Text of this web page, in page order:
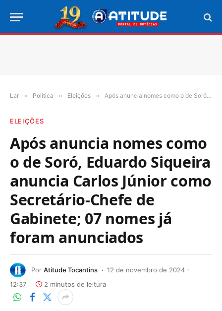
Lar » Política » Eleições » Após anuncia nomes como o de Soró, Eduardo Siqueira anuncia Carlos Júnior como Secretário-Chefe de Gabinete; 07 nomes já foram anunciados
ELEIÇÕES
Após anuncia nomes como
o de Soró, Eduardo Siqueira
anuncia Carlos Júnior como
Secretário-Chefe de
Gabinete; 07 nomes já
foram anunciados
Por Atitude Tocantins
12 de novembro de 2024 -
12:37
2 minutos de leitura